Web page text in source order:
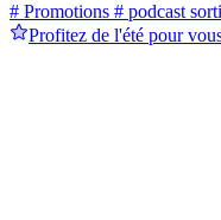
# Promotions # podcast
Profitez de l'été pour